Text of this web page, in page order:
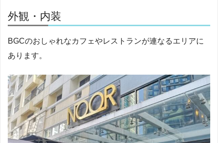
外観・内装
BGCのおしゃれなカフェやレストランが連なるエリアに
あります。